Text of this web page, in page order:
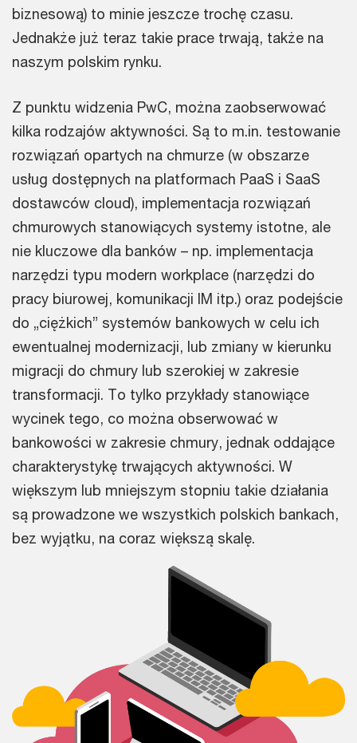
biznesową) to minie jeszcze trochę czasu.
Jednakże już teraz takie prace trwają, także na
naszym polskim rynku.
Z punktu widzenia PwC, można zaobserwować
kilka rodzajów aktywności. Są to m.in. testowanie
rozwiązań opartych na chmurze (w obszarze
usług dostępnych na platformach PaaS i SaaS
dostawców cloud), implementacja rozwiązań
chmurowych stanowiących systemy istotne, ale
nie kluczowe dla banków – np. implementacja
narzędzi typu modern workplace (narzędzi do
pracy biurowej, komunikacji IM itp.) oraz podejście
do „ciężkich” systemów bankowych w celu ich
ewentualnej modernizacji, lub zmiany w kierunku
migracji do chmury lub szerokiej w zakresie
transformacji. To tylko przykłady stanowiące
wycinek tego, co można obserwować w
bankowości w zakresie chmury, jednak oddające
charakterystykę trwających aktywności. W
większym lub mniejszym stopniu takie działania
są prowadzone we wszystkich polskich bankach,
bez wyjątku, na coraz większą skalę.